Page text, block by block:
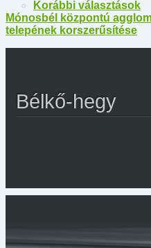
Korábbi választások
Mónosbél központú
telepének korszerűsítése
Bélkő-hegy